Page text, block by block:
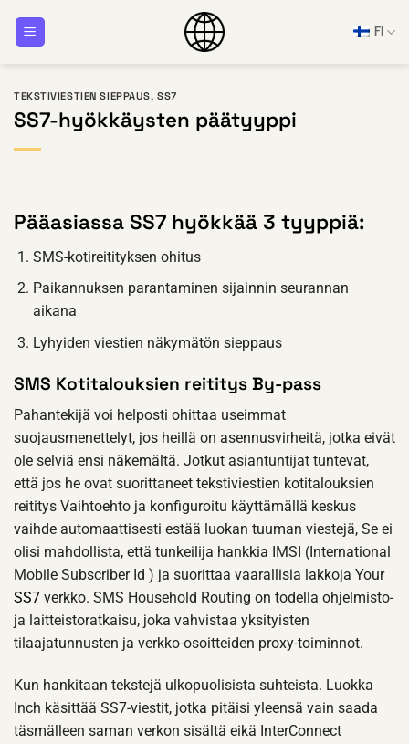
sisältöön
FI
TEKSTIVIESTIEN SIEPPAUS,SS7
SS7-hyökkäysten päätyyppi
Pääasiassa SS7 hyökkää 3 tyyppiä:
SMS-kotireitityksen ohitus
Paikannuksen parantaminen sijainnin seurannan
aikana
Lyhyiden viestien näkymätön sieppaus
SMS Kotitalouksien reititys By-pass
Pahantekijä voi helposti ohittaa useimmat
suojausmenettelyt, jos heillä on asennusvirheitä, jotka eivät
ole selviä ensi näkemältä. Jotkut asiantuntijat tuntevat,
että jos he ovat suorittaneet tekstiviestien kotitalouksien
reititys Vaihtoehto ja konfiguroitu käyttämällä keskus
vaihde automaattisesti estää luokan tuuman viestejä, Se ei
olisi mahdollista, että tunkeilija hankkia IMSI (International
Mobile Subscriber Id ) ja suorittaa vaarallisia lakkoja Your
SS7 verkko. SMS Household Routing on todella ohjelmisto-
ja laitteistoratkaisu, joka vahvistaa yksityisten
tilaajatunnusten ja verkko-osoitteiden proxy-toiminnot.
Kun hankitaan tekstejä ulkopuolisista suhteista. Luokka
Inch käsittää SS7-viestit, jotka pitäisi yleensä vain saada
täsmälleen saman verkon sisältä eikä InterConnect